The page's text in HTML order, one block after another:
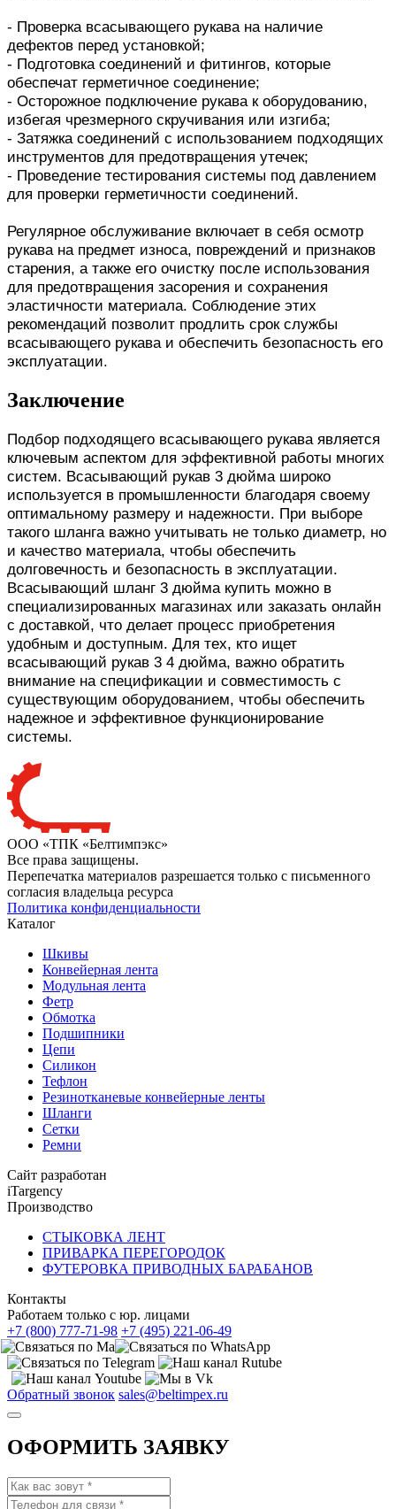
- Проверка всасывающего рукава на наличие
дефектов перед установкой;
- Подготовка соединений и фитингов, которые
обеспечат герметичное соединение;
- Осторожное подключение рукава к оборудованию,
избегая чрезмерного скручивания или изгиба;
- Затяжка соединений с использованием подходящих
инструментов для предотвращения утечек;
- Проведение тестирования системы под давлением
для проверки герметичности соединений.
Регулярное обслуживание включает в себя осмотр
рукава на предмет износа, повреждений и признаков
старения, а также его очистку после использования
для предотвращения засорения и сохранения
эластичности материала. Соблюдение этих
рекомендаций позволит продлить срок службы
всасывающего рукава и обеспечить безопасность его
эксплуатации.
Заключение
Подбор подходящего всасывающего рукава является
ключевым аспектом для эффективной работы многих
систем. Всасывающий рукав 3 дюйма широко
используется в промышленности благодаря своему
оптимальному размеру и надежности. При выборе
такого шланга важно учитывать не только диаметр, но
и качество материала, чтобы обеспечить
долговечность и безопасность в эксплуатации.
Всасывающий шланг 3 дюйма купить можно в
специализированных магазинах или заказать онлайн
с доставкой, что делает процесс приобретения
удобным и доступным. Для тех, кто ищет
всасывающий рукав 3 4 дюйма, важно обратить
внимание на спецификации и совместимость с
существующим оборудованием, чтобы обеспечить
надежное и эффективное функционирование
системы.
ООО «ТПК «Белтимпэкс»
Все права защищены.
Перепечатка материалов разрешается только с письменного
согласия владельца ресурса
Политика конфиденциальности
Каталог
Шкивы
Конвейерная лента
Модульная лента
Фетр
Обмотка
Подшипники
Цепи
Силикон
Тефлон
Резинотканевые конвейерные ленты
Шланги
Сетки
Ремни
Сайт разработан
iTargency
Производство
СТЫКОВКА ЛЕНТ
ПРИВАРКА ПЕРЕГОРОДОК
ФУТЕРОВКА ПРИВОДНЫХ БАРАБАНОВ
Контакты
Работаем только с юр. лицами
+7 (800) 777-71-98 +7 (495) 221-06-49
Обратный звонок sales@beltimpex.ru
ОФОРМИТЬ ЗАЯВКУ